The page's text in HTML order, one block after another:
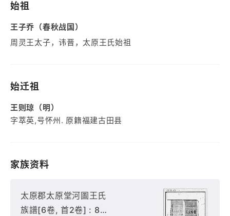
始祖
王子乔（春秋战国）
周灵王太子，讳晋，太原王氏始祖
始迁祖
王则琼（明）
字萃英,号怀州. 原籍福建古田县
家族资料
太原郡太原堂河圖王氏
族譜[6卷, 首2卷] : 8冊